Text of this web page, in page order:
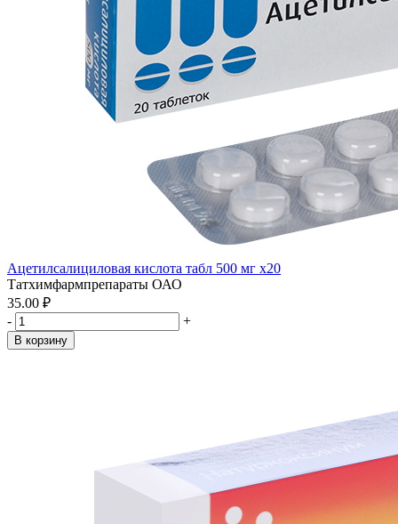
Ацетилсалициловая кислота табл 500 мг x20
Татхимфармпрепараты ОАО
35.00 ₽
-
+
В корзину